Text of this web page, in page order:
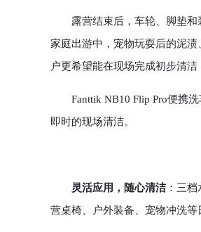
露营结束后，车轮、脚垫和装
家庭出游中，宠物玩耍后的泥
户更希望能在现场完成初步清洁
Fanttik NB10 Flip Pro便携洗
即时的现场清洁。
灵活应用，随心清洁：三档
营桌椅、户外装备、宠物冲洗等